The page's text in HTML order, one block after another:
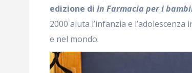
edizione di In Farmacia per i
2000 aiuta l’infanzia e
e nel mondo.